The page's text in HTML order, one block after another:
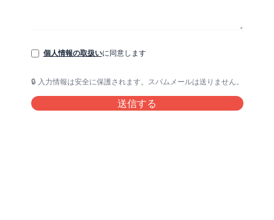
個人情報の取扱いに同意します
🔒 入力情報は安全に保護されます。スパムメールは送りません。